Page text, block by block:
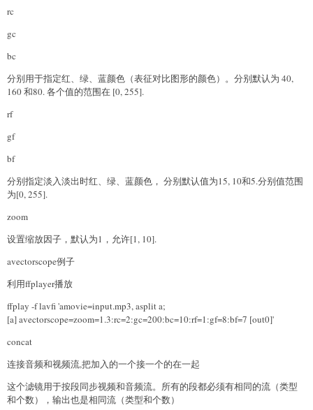
rc
gc
bc
分别用于指定红、绿、蓝颜色（表征对比图形的颜色）。分别默认为 40,
160 和80. 各个值的范围在 [0, 255].
rf
gf
bf
分别指定淡入淡出时红、绿、蓝颜色， 分别默认值为15, 10和5.分别值范围
为[0, 255].
zoom
设置缩放因子，默认为1，允许[1, 10].
avectorscope例子
利用ffplayer播放
ffplay -f lavfi 'amovie=input.mp3, asplit a;
[a] avectorscope=zoom=1.3:rc=2:gc=200:bc=10:rf=1:gf=8:bf=7 [out0]'
concat
连接音频和视频流,把加入的一个接一个的在一起
这个滤镜用于按段同步视频和音频流。所有的段都必须有相同的流（类型
和个数），输出也是相同流（类型和个数）